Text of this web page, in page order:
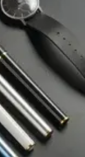
Zakupy i promocje